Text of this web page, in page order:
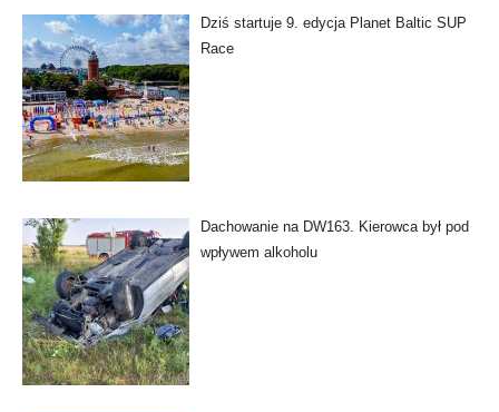
Dziś startuje 9. edycja Planet Baltic SUP
Race
Dachowanie na DW163. Kierowca był pod
wpływem alkoholu